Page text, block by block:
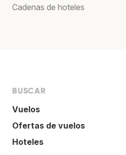
Cadenas de hoteles
BUSCAR
Vuelos
Ofertas de vuelos
Hoteles